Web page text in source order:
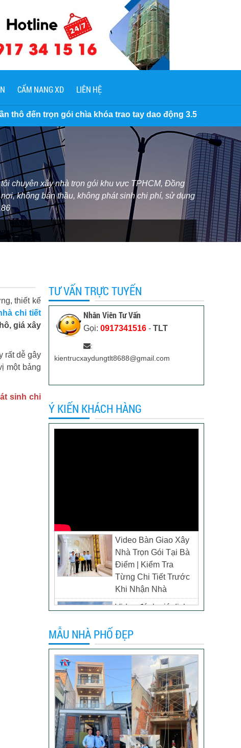
CẨM NANG XD LIÊN HỆ
khóa trao tay dao động 3.500.000 VNĐ/M2 đến 7 Triệu/
chuyên xây nhà trọn gói khu vực TPHCM, Đồng
không bán thầu, không phát sinh chi phí, sử dụng
thiết kế
chi tiết
giá xây
rất dễ gây
một bảng
sinh chi
TƯ VẤN TRỰC TUYẾN
Nhân Viên Tư Vấn
Gọi: 0917341516- TLT
:
kientrucxaydungtlt8688@gmail.com
Ý KIẾN KHÁCH HÀNG
Video Bàn Giao Xây
Nhà Trọn Gói Tại Bà
Điểm | Kiểm Tra
Từng Chi Tiết Trước
Khi Nhận Nhà
Video đánh giá dịch
Tân Uyên, Bình
Dương – Chủ đầu tư
anh Thương
Khách hàng đánh giá
dịch vụ xây dựng của
MẪU NHÀ PHỐ ĐẸP